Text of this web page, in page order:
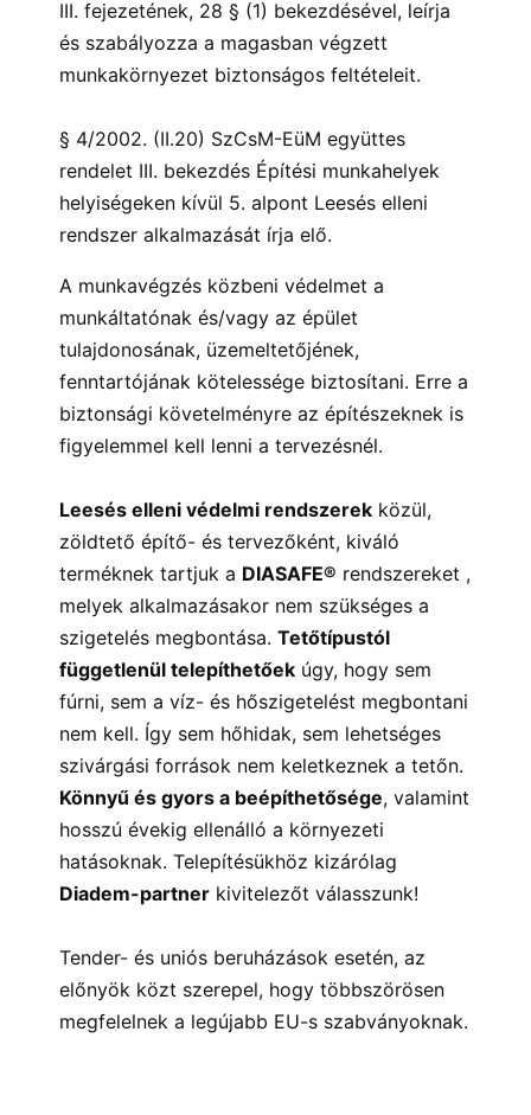
III. fejezetének, 28 § (1) bekezdésével, leírja
és szabályozza a magasban végzett
munkakörnyezet biztonságos feltételeit.
§ 4/2002. (II.20) SzCsM-EüM együttes
rendelet III. bekezdés Építési munkahelyek
helyiségeken kívül 5. alpont Leesés elleni
rendszer alkalmazását írja elő.
A munkavégzés közbeni védelmet a
munkáltatónak és/vagy az épület
tulajdonosának, üzemeltetőjének,
fenntartójának kötelessége biztosítani. Erre a
biztonsági követelményre az építészeknek is
figyelemmel kell lenni a tervezésnél.
Leesés elleni védelmi rendszerek közül,
zöldtető építő- és tervezőként, kiváló
terméknek tartjuk a DIASAFE® rendszereket ,
melyek alkalmazásakor nem szükséges a
szigetelés megbontása. Tetőtípustól
függetlenül telepíthetőek úgy, hogy sem
fúrni, sem a víz- és hőszigetelést megbontani
nem kell. Így sem hőhidak, sem lehetséges
szivárgási források nem keletkeznek a tetőn.
Könnyű és gyors a beépíthetősége, valamint
hosszú évekig ellenálló a környezeti
hatásoknak. Telepítésükhöz kizárólag
Diadem-partner kivitelezőt válasszunk!
Tender- és uniós beruházások esetén, az
előnyök közt szerepel, hogy többszörösen
megfelelnek a legújabb EU-s szabványoknak.